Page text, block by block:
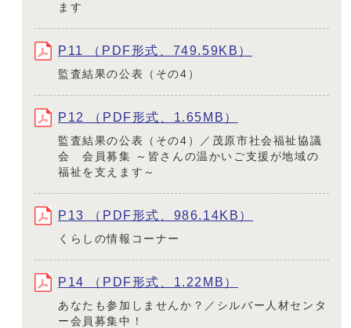
ます
P11 （PDF形式、749.59KB）
監査結果の公表（その4）
P12 （PDF形式、1.65MB）
監査結果の公表（その4）／茂原市社会福祉協議
会 会員募集 ～皆さんの温かいご支援が地域の
福祉を支えます～
P13 （PDF形式、986.14KB）
くらしの情報コーナー
P14 （PDF形式、1.22MB）
あなたも参加しませんか？／シルバー人材センタ
ー会員募集中！